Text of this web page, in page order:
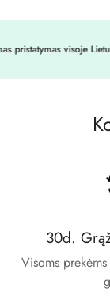
pristatymas visoje
30d.
Visoms